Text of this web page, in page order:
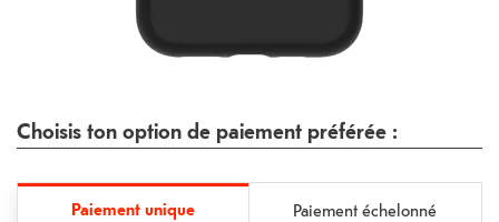
Choisis ton option de paiement préférée :
Paiement unique
Paiement échelonné